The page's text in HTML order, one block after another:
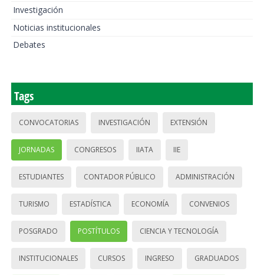
Investigación
Noticias institucionales
Debates
Tags
CONVOCATORIAS INVESTIGACIÓN EXTENSIÓN
JORNADAS CONGRESOS IIATA IIE
ESTUDIANTES CONTADOR PÚBLICO ADMINISTRACIÓN
TURISMO ESTADÍSTICA ECONOMÍA CONVENIOS
POSGRADO POSTÍTULOS CIENCIA Y TECNOLOGÍA
INSTITUCIONALES CURSOS INGRESO GRADUADOS